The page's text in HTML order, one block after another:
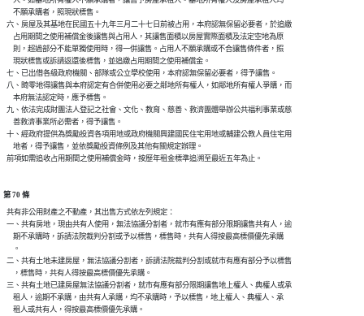
      不願承購者，照現狀標售。
  六、房屋及其基地在民國五十九年三月二十七日前被占用，本府認無保留必要者，於追繳
      占用期間之使用補償金後讓售與占用人，其讓售面積以房屋實際面積及法定空地為原
      則，超過部分不能單獨使用時，得一併讓售。占用人不願承購或不合讓售條件者，照
      現狀標售或訴請返還後標售，並追繳占用期間之使用補償金。
  七、已出借各級政府機關、部隊或公立學校使用，本府認無保留必要者，得予讓售。
  八、畸零地得讓售與本府認定有合併使用必要之鄰地所有權人，如鄰地所有權人爭購，而
      本府無法認定時，應予標售。
  九、依法完成財團法人登記之社會、文化、教育、慈善、救濟團體舉辦公共福利事業或慈
      善救濟事業所必需者，得予讓售。
  十、經政府提供為獎勵投資各項用地或政府機關興建國民住宅用地或輔建公教人員住宅用
      地者，得予讓售，並依獎勵投資條例及其他有關規定辦理。
第 70 條
  共有非公用財產之不動產，其出售方式依左列規定：
  一、共有房地，現由共有人使用，無法協議分割者，就市有應有部分限期讓售共有人，逾
      期不承購時，訴請法院裁判分割或予以標售，標售時，共有人得按最高標價優先承購
      。
  二、共有土地未建房屋，無法協議分割者，訴請法院裁判分割或就市有應有部分予以標售
      ，標售時，共有人得按最高標價優先承購。
  三、共有土地已建房屋無法協議分割者，就市有應有部分限期讓售地上權人、典權人或承
      租人，逾期不承購，由共有人承購，均不承購時，予以標售，地上權人、典權人、承
      租人或共有人，得按最高標價優先承購。